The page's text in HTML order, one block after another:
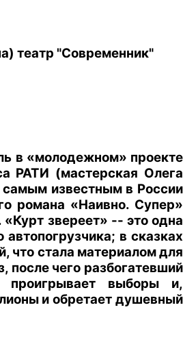
театр "Современник"
в «молодежном» проекте
РАТИ (мастерская Олега
известным в России
романа «Наивно. Супер»
звереет» -- это одна
в сказках
что стала материалом для
после чего разбогатевший
проигрывает выборы и,
и обретает душевный